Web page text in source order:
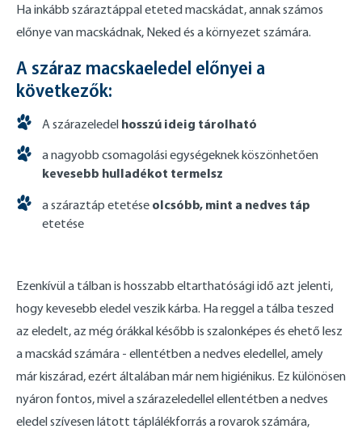
Ha inkább száraztáppal eteted macskádat, annak számos
előnye van macskádnak, Neked és a környezet számára.
A száraz macskaeledel előnyei a
következők:
A szárazeledel hosszú ideig tárolható
a nagyobb csomagolási egységeknek köszönhetően
kevesebb hulladékot termelsz
a száraztáp etetése olcsóbb, mint a nedves táp
etetése
Ezenkívül a tálban is hosszabb eltarthatósági idő azt jelenti,
hogy kevesebb eledel veszik kárba. Ha reggel a tálba teszed
az eledelt, az még órákkal később is szalonképes és ehető lesz
a macskád számára - ellentétben a nedves eledellel, amely
már kiszárad, ezért általában már nem higiénikus. Ez különösen
nyáron fontos, mivel a szárazeledellel ellentétben a nedves
eledel szívesen látott táplálékforrás a rovarok számára,